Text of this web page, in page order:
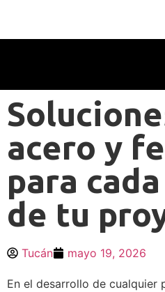
acero y
para
de tu
Tucán mayo 19, 2026
En el desarrollo de